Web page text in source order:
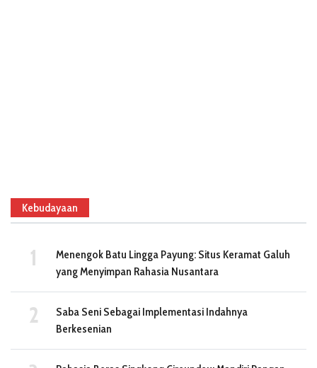
Kebudayaan
Menengok Batu Lingga Payung: Situs Keramat Galuh
yang Menyimpan Rahasia Nusantara
Saba Seni Sebagai Implementasi Indahnya
Berkesenian